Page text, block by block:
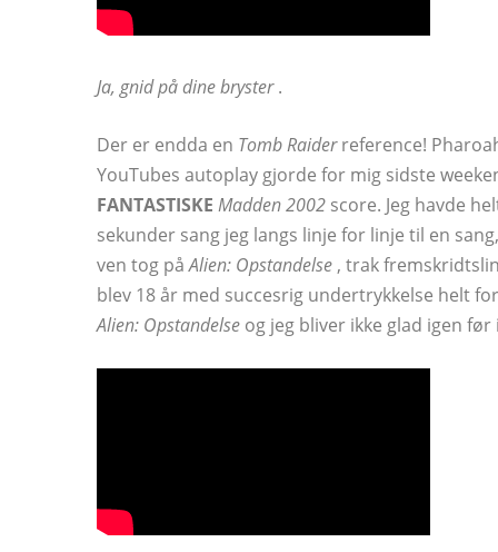
Ja, gnid på dine bryster.
Der er endda en Tomb Raiderreference!
YouTubes autoplay gjorde for mig sidste
FANTASTISKE Madden 2002 score. Jeg havde
sekunder sang jeg langs linje for linje til en
ven tog påAlien: Opstandelse , trak
blev 18 år med succesrig undertrykkelse helt
Alien: Opstandelse og jeg bliver ikke glad igen før